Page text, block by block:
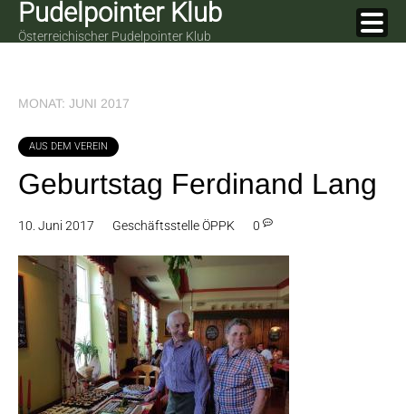
SkipPudelpointer Klub
Österreichischer Pudelpointer Klub
MONAT: JUNI 2017
AUS DEM VEREIN
Geburtstag Ferdinand Lang
10. Juni 2017 Geschäftsstelle ÖPPK 0